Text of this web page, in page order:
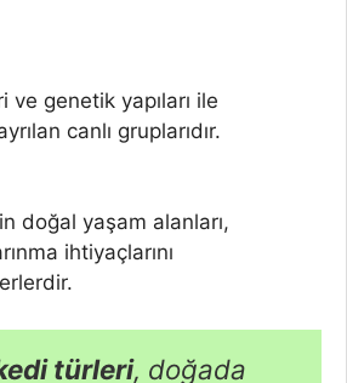
ve genetik yapıları ile
canlı gruplarıdır.
doğal yaşam alanları,
ihtiyaçlarını
türleri, doğada